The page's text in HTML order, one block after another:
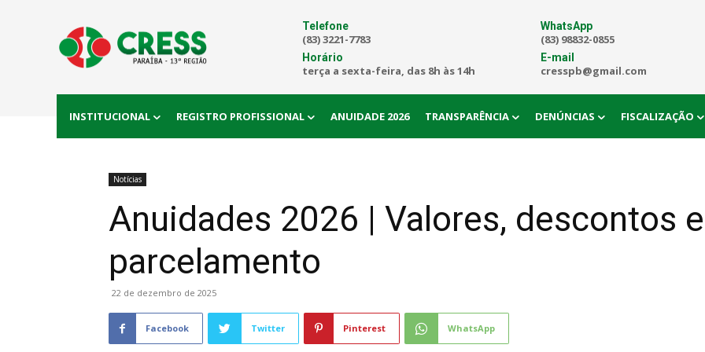
Telefone
(83) 3221-7783
Horário
terça a sexta-feira, das 8h às 14h
WhatsApp
(83) 98832-0855
E-mail
cresspb@gmail.com
INSTITUCIONAL REGISTRO PROFISSIONAL ANUIDADE 2026 TRANSPARÊNCIA DENÚNCIAS FISCALIZAÇÃO
Notícias
Anuidades 2026 | Valores, descontos
parcelamento
22 de dezembro de 2025
Facebook Twitter Pinterest WhatsApp